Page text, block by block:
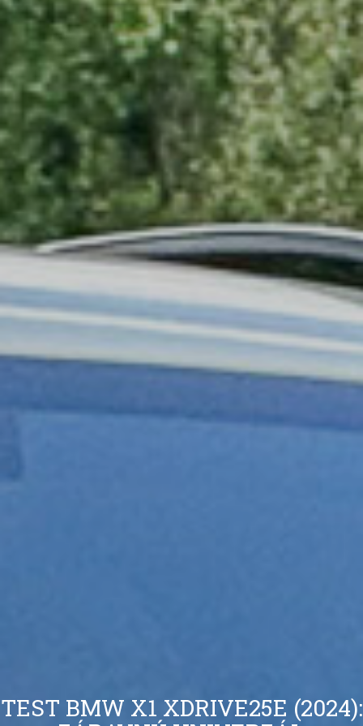
TEST BMW X1 XDRIVE25E (2024):
PRVNÍ JÍZDA S NOVOU ŠKODOU
ELROQ: BUDOUCÍ BESTSELLER
TEST DS 7 E-TENSE 300 EAT8